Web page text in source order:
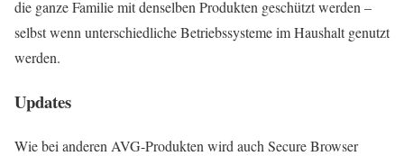
die ganze Familie mit denselben Produkten geschützt werden –
selbst wenn unterschiedliche Betriebssysteme im Haushalt genutzt
werden.
Updates
Wie bei anderen AVG-Produkten wird auch Secure Browser